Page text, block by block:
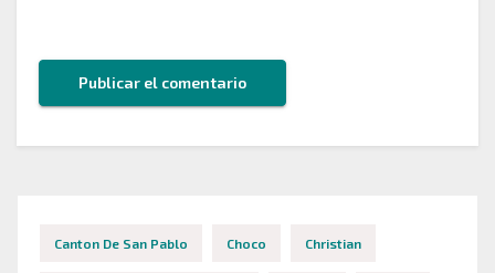
Canton De San Pablo Choco Christian